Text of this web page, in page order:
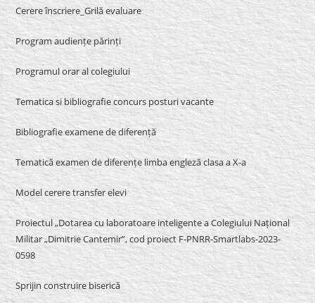
Cerere înscriere_Grilă evaluare
Program audiențe părinți
Programul orar al colegiului
Tematica si bibliografie concurs posturi vacante
Bibliografie examene de diferență
Tematică examen de diferențe limba engleză clasa a X-a
Model cerere transfer elevi
Proiectul „Dotarea cu laboratoare inteligente a Colegiului Național
Militar „Dimitrie Cantemir”, cod proiect F-PNRR-Smartlabs-2023-
0598
Sprijin construire biserică